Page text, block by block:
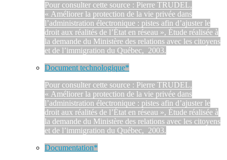
Pour consulter cette source : Pierre TRUDEL,
« Améliorer la protection de la vie privée dans
l’administration électronique : pistes afin d’ajuster le
droit aux réalités de l’État en réseau », Étude réalisée à
la demande du Ministère des relations avec les citoyens
et de l’immigration du Québec, 2003.
Document technologique*
Pour consulter cette source : Pierre TRUDEL,
« Améliorer la protection de la vie privée dans
l’administration électronique : pistes afin d’ajuster le
droit aux réalités de l’État en réseau », Étude réalisée à
la demande du Ministère des relations avec les citoyens
et de l’immigration du Québec, 2003.
Documentation*